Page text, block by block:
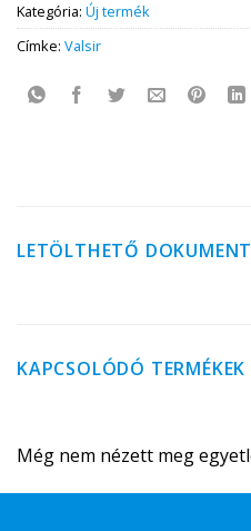
Kategória: Új termék
Címke: Valsir
LETÖLTHETŐ
KAPCSOLÓDÓ TERMÉKEK
Még nem nézett meg